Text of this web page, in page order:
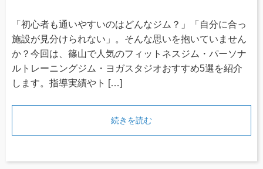
「初心者も通いやすいのはどんなジム？」「自分に合っ
施設が見分けられない」。そんな思いを抱いていません
か？今回は、篠山で人気のフィットネスジム・パーソナ
ルトレーニングジム・ヨガスタジオおすすめ5選を紹介
します。指導実績やト […]
続きを読む